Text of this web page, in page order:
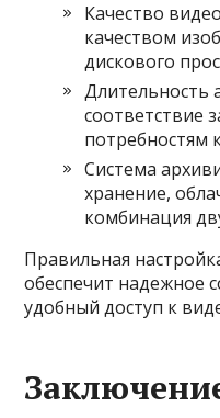
Качество
качеством
дискового
Длительность
соответствие
потребностям
Система
хранение,
комбинация
Правильная
обеспечит надежное
удобный доступ к